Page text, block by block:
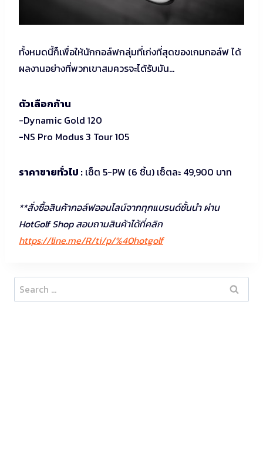
ทั้งหมดนี้ก็เพื่อให้นักกอล์ฟกลุ่มที่เก่งที่สุดของเกมกอล์ฟ ได้
ผลงานอย่างที่พวกเขาสมควรจะได้รับมัน…
ตัวเลือกก้าน
-Dynamic Gold 120
-NS Pro Modus 3 Tour 105
ราคาขายทั่วไป : เซ็ต 5-PW (6 ชิ้น) เซ็ตละ 49,900 บาท
**สั่งซื้อสินค้ากอล์ฟออนไลน์จากทุกแบรนด์ชั้นนำ ผ่าน
HotGolf Shop สอบถามสินค้าได้ที่คลิก
https://line.me/R/ti/p/%40hotgolf
Search
for: